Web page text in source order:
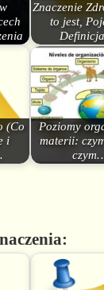
Znaczenie
to jest,
(Co
i
Poziomy
materii: